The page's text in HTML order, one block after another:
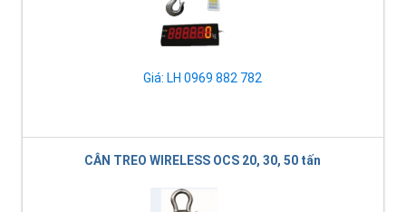
Giá: LH 0969 882 782
CÂN TREO WIRELESS OCS 20, 30, 50 tấn